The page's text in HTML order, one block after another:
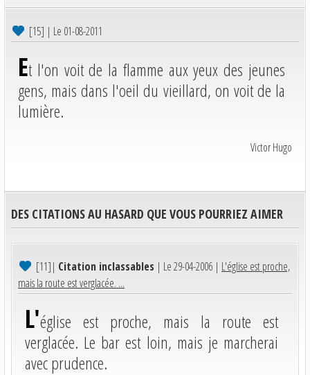
[15] | Le 01-08-2011
Et l'on voit de la flamme aux yeux des jeunes
gens, mais dans l'oeil du vieillard, on voit de la
lumière.
Victor Hugo
DES CITATIONS AU HASARD QUE VOUS POURRIEZ AIMER
[11]| Citation inclassables | Le 29-04-2006 | L'église est proche,
mais la route est verglacée. ...
L'église est proche, mais la route est
verglacée. Le bar est loin, mais je marcherai
avec prudence.